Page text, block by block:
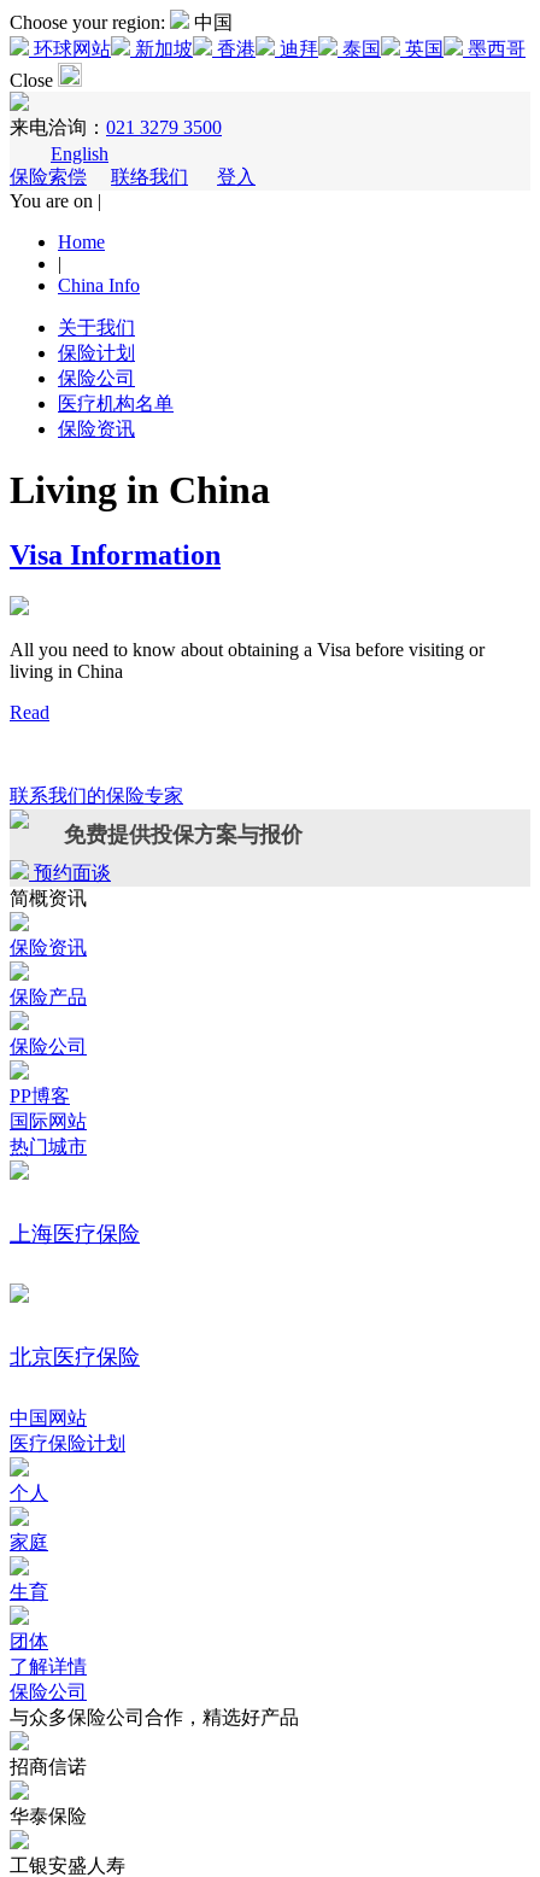
Choose your region:
中国
环球网站
新加坡 香港 迪拜 泰国 英国
墨西哥
Close
来电洽询： 021 3279 3500
English
保险索偿
联络我们
登入
You are on |
Home
|
China Info
关于我们
保险计划
保险公司
医疗机构名单
保险资讯
Living in China
Visa Information
All you need to know about obtaining a Visa before visiting or
living in China
Read
联系我们的保险专家
免费提供投保方案与报价
预约面谈
简概资讯
保险资讯
保险产品
保险公司
PP博客
国际网站
热门城市
上海医疗保险
北京医疗保险
中国网站
医疗保险计划
个人
家庭
生育
团体
了解详情
保险公司
与众多保险公司合作，精选好产品
招商信诺
华泰保险
工银安盛人寿